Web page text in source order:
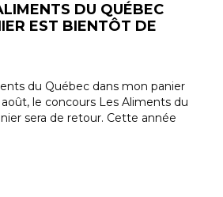
DU QUÉBEC
EST BIENTÔT DE
du Québec dans mon panier
le concours Les Aliments du
sera de retour. Cette année